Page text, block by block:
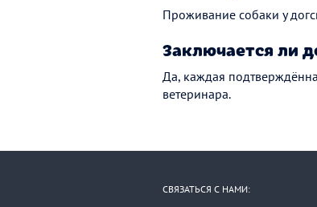
Проживание собаки у
Заключается ли
Да, каждая
ветеринара.
СВЯЗАТЬСЯ С НАМИ: